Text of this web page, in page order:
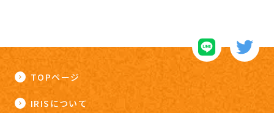
TOPページ
IRISについて